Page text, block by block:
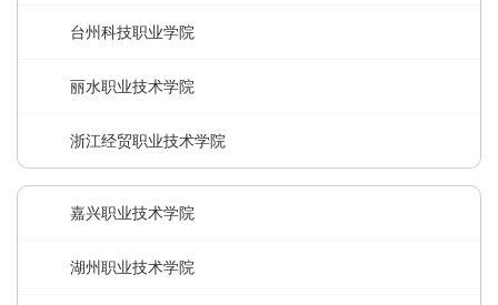
台州科技职业学院
丽水职业技术学院
浙江经贸职业技术学院
嘉兴职业技术学院
湖州职业技术学院